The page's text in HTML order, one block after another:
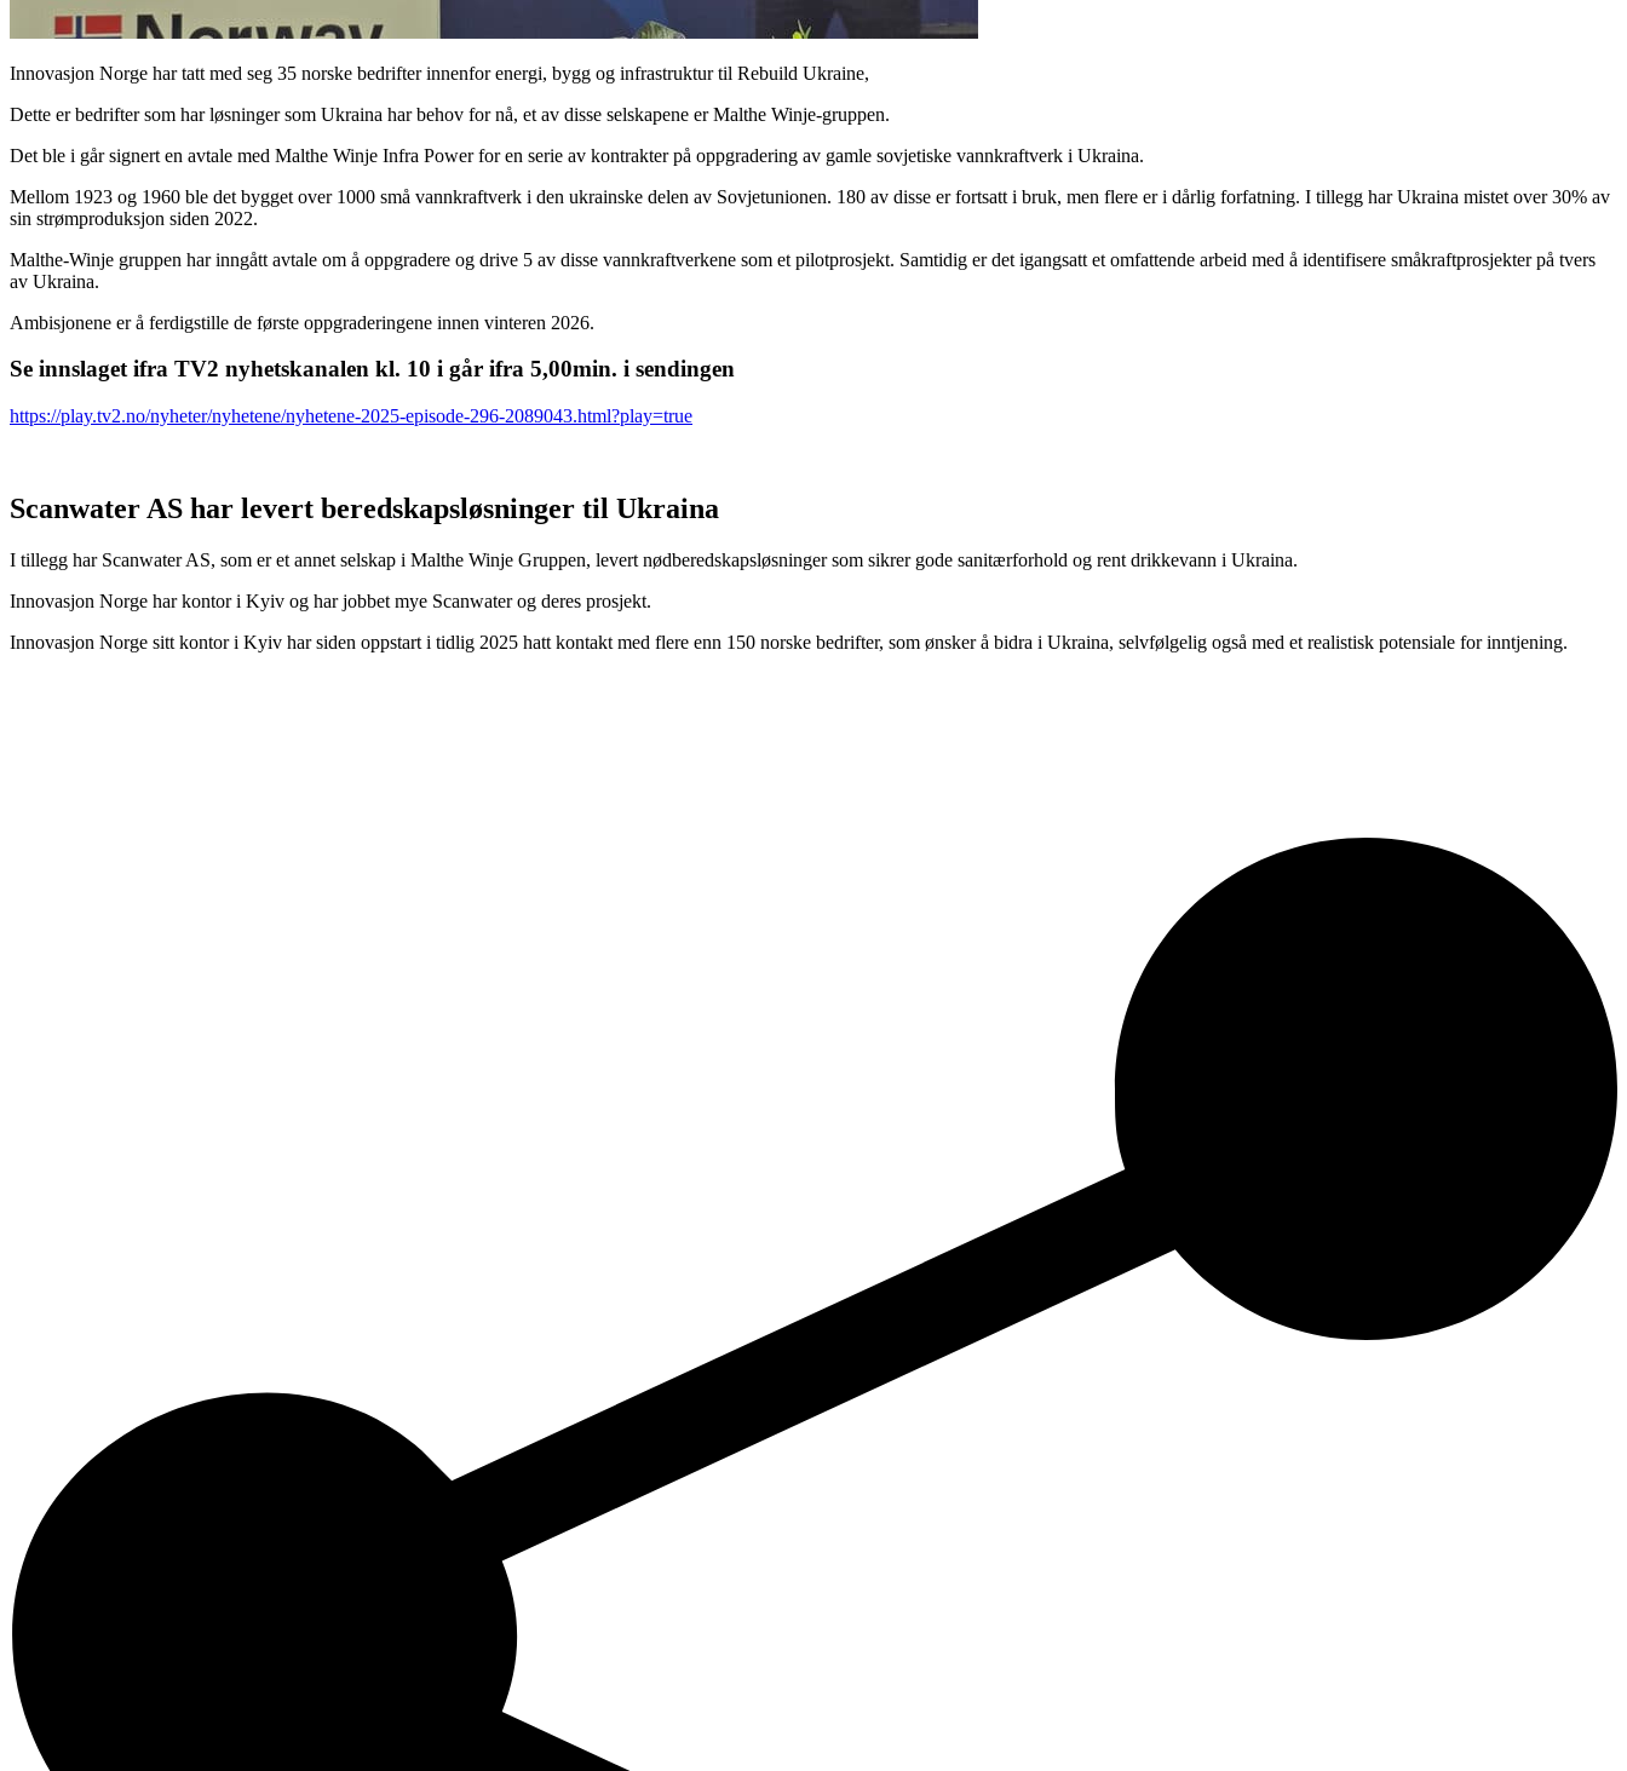
Innovasjon Norge har tatt med seg 35 norske bedrifter innenfor energi, bygg og infrastruktur til Rebuild Ukraine,
Dette er bedrifter som har løsninger som Ukraina har behov for nå, et av disse selskapene er Malthe Winje-gruppen.
Det ble i går signert en avtale med Malthe Winje Infra Power for en serie av kontrakter på oppgradering av gamle sovjetiske vannkraftverk i Ukraina.
Mellom 1923 og 1960 ble det bygget over 1000 små vannkraftverk i den ukrainske delen av Sovjetunionen. 180 av disse er fortsatt i bruk, men flere er i dårlig forfatning. I tillegg har Ukraina mistet over 30% av
sin strømproduksjon siden 2022.
Malthe-Winje gruppen har inngått avtale om å oppgradere og drive 5 av disse vannkraftverkene som et pilotprosjekt. Samtidig er det igangsatt et omfattende arbeid med å identifisere småkraftprosjekter på tvers
av Ukraina.
Ambisjonene er å ferdigstille de første oppgraderingene innen vinteren 2026.
Se innslaget ifra TV2 nyhetskanalen kl. 10 i går ifra 5,00min. i sendingen
https://play.tv2.no/nyheter/nyhetene/nyhetene-2025-episode-296-2089043.html?play=true
Scanwater AS har levert beredskapsløsninger til Ukraina
I tillegg har Scanwater AS, som er et annet selskap i Malthe Winje Gruppen, levert nødberedskapsløsninger som sikrer gode sanitærforhold og rent drikkevann i Ukraina.
Innovasjon Norge har kontor i Kyiv og har jobbet mye Scanwater og deres prosjekt.
Innovasjon Norge sitt kontor i Kyiv har siden oppstart i tidlig 2025 hatt kontakt med flere enn 150 norske bedrifter, som ønsker å bidra i Ukraina, selvfølgelig også med et realistisk potensiale for inntjening.